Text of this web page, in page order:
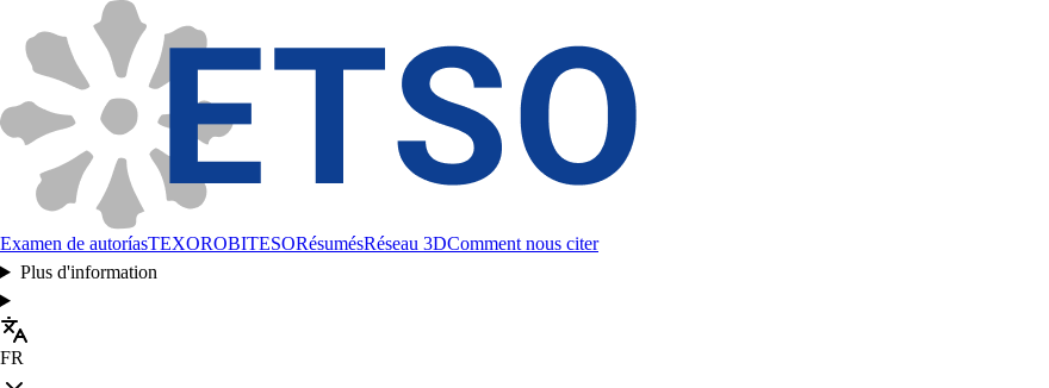
Examen de autoríasTEXOROBITESORésumésRéseau 3DComment nous citer
Plus d'information
FR